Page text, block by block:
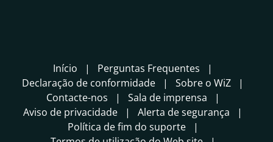
Início
Perguntas Frequentes
Declaração de conformidade
Sobre o WiZ
Contacte-nos
Sala de imprensa
Aviso de privacidade
Alerta de segurança
Política de fim do suporte